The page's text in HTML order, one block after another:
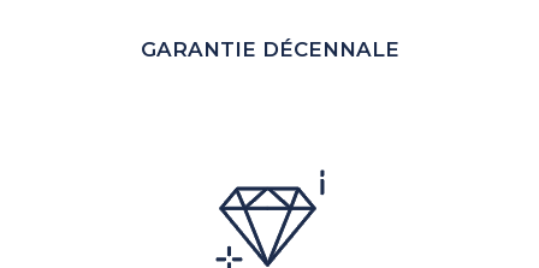
GARANTIE DÉCENNALE